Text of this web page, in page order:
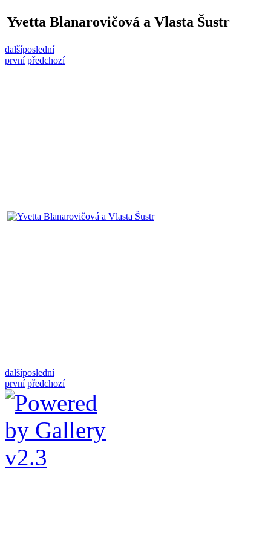
Yvetta Blanarovičová a Vlasta Šustr
dalšíposlední
první předchozí
dalšíposlední
první předchozí